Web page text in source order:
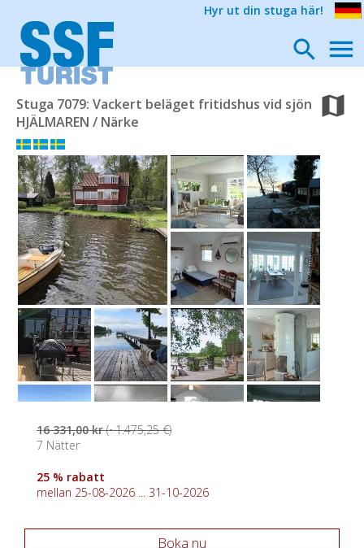
Hyr ut din stuga här!
Stuga 7079: Vackert beläget fritidshus vid sjön
HJÄLMAREN / Närke
16 331,00 kr(~1.475,25 €)
7 Nätter
25 % rabatt
mellan 25-08-2026 ... 31-10-2026
Boka nu